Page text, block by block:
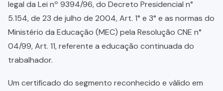
legal da Lei nº 9394/96, do Decreto Presidencial n°
5.154, de 23 de julho de 2004, Art. 1° e 3° e as normas do
Ministério da Educação (MEC) pela Resolução CNE n°
04/99, Art. 11, referente a educação continuada do
trabalhador.
Um certificado do segmento reconhecido e válido em